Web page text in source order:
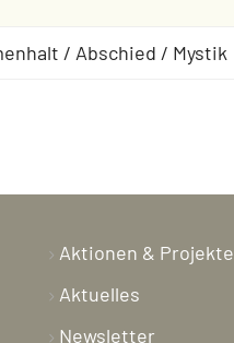
/ Abschied / Mystik
Aktionen & Projekte
Aktuelles
Newsletter